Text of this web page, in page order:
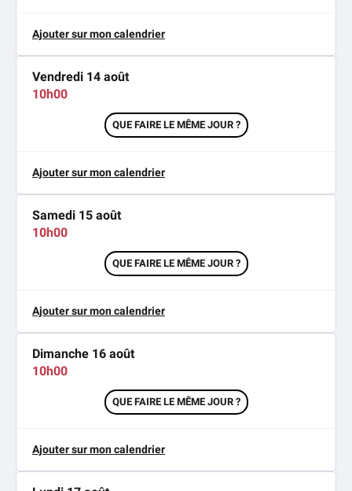
Ajouter sur mon calendrier
Vendredi 14 août
10h00
QUE FAIRE LE MÊME JOUR ?
Ajouter sur mon calendrier
Samedi 15 août
10h00
QUE FAIRE LE MÊME JOUR ?
Ajouter sur mon calendrier
Dimanche 16 août
10h00
QUE FAIRE LE MÊME JOUR ?
Ajouter sur mon calendrier